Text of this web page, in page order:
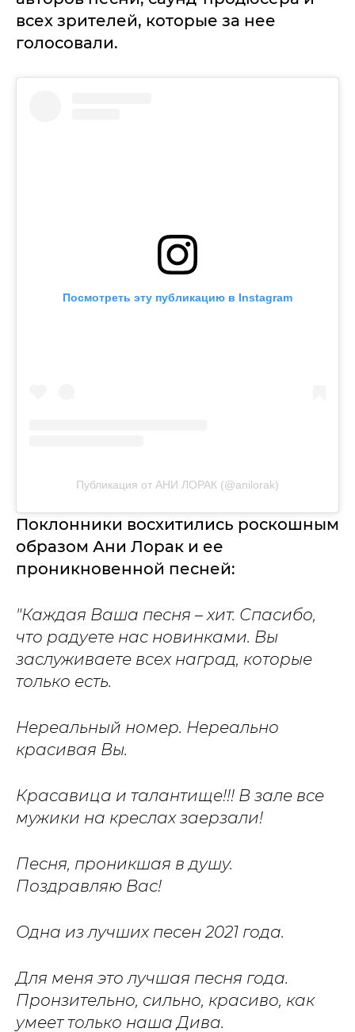
всех зрителей, которые за нее
голосовали.
Посмотреть эту публикацию в Instagram
Публикация от АНИ ЛОРАК (@anilorak)
Поклонники восхитились роскошным
образом Ани Лорак и ее
проникновенной песней:
"Каждая Ваша песня – хит. Спасибо,
что радуете нас новинками. Вы
заслуживаете всех наград, которые
только есть.
Нереальный номер. Нереально
красивая Вы.
Красавица и талантище!!! В зале все
мужики на креслах заерзали!
Песня, проникшая в душу.
Поздравляю Вас!
Одна из лучших песен 2021 года.
Для меня это лучшая песня года.
Пронзительно, сильно, красиво, как
умеет только наша Дива.